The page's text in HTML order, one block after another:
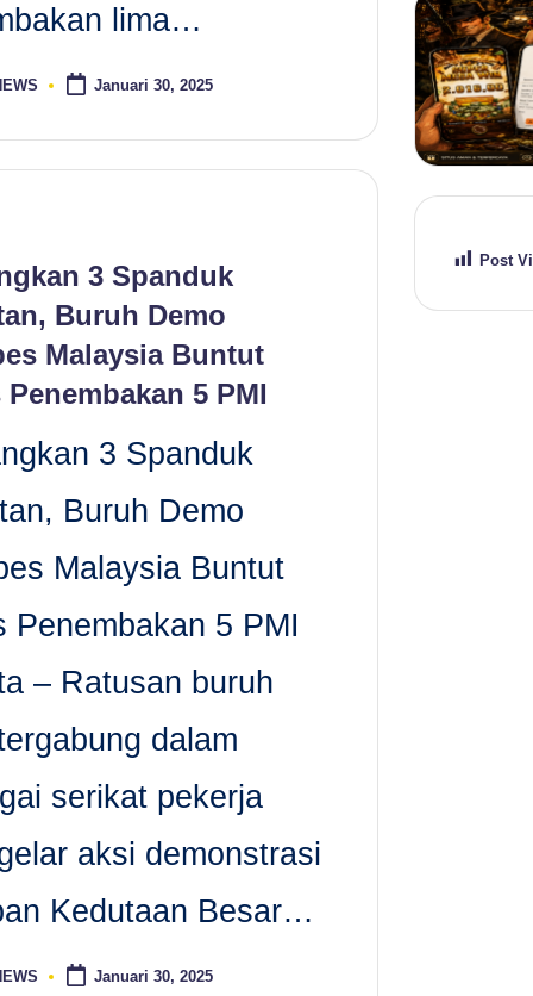
lima…
Januari 30, 2025
3 Spanduk
Buruh Demo
Malaysia Buntut
Penembakan 5 PMI
3 Spanduk
Buruh Demo
Malaysia Buntut
Penembakan 5 PMI
– Ratusan buruh
dalam
serikat pekerja
aksi demonstrasi
Kedutaan Besar…
Januari 30, 2025
Post